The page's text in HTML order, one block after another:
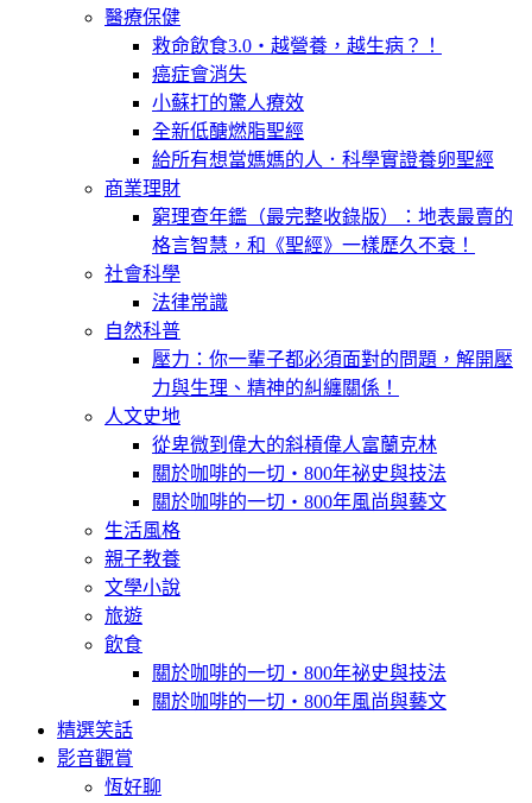
醫療保健
救命飲食3.0‧越營養，越生病？！
癌症會消失
小蘇打的驚人療效
全新低醣燃脂聖經
給所有想當媽媽的人．科學實證養卵聖經
商業理財
窮理查年鑑（最完整收錄版）：地表最賣的
格言智慧，和《聖經》一樣歷久不衰！
社會科學
法律常識
自然科普
壓力：你一輩子都必須面對的問題，解開壓
力與生理、精神的糾纏關係！
人文史地
從卑微到偉大的斜槓偉人富蘭克林
關於咖啡的一切‧800年祕史與技法
關於咖啡的一切‧800年風尚與藝文
生活風格
親子教養
文學小說
旅遊
飲食
關於咖啡的一切‧800年祕史與技法
關於咖啡的一切‧800年風尚與藝文
精選笑話
影音觀賞
恆好聊